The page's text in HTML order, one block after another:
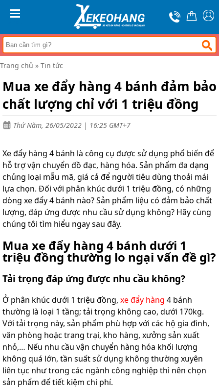
Trang
chủ
Xe
đẩy
hàng
Xe
tay
Bánh
xe
đẩy
Tin
tức
Liên
hệ
Trang chủ » Tin tức
Mua xe đẩy hàng 4 bánh đảm bảo
chất lượng chỉ với 1 triệu đồng
Thứ Năm, 26/05/2022 | 16:25 GMT+7
Xe đẩy hàng 4 bánh là công cụ được sử dụng phổ biến để
hỗ trợ vận chuyển đồ đạc, hàng hóa. Sản phẩm đa dạng
chủng loại mẫu mã, giá cả để người tiêu dùng thoải mái
lựa chọn. Đối với phân khúc dưới 1 triệu đồng, có những
dòng xe đẩy 4 bánh nào? Sản phẩm liệu có đảm bảo chất
lượng, đáp ứng được nhu cầu sử dụng không? Hãy cùng
chúng tôi tìm hiểu ngay sau đây.
Mua xe đẩy hàng 4 bánh dưới 1
triệu đồng thường lo ngại vấn đề gì?
Tải trọng đáp ứng được nhu cầu không?
Ở phân khúc dưới 1 triệu đồng, xe đẩy hàng 4 bánh
thường là loại 1 tầng; tải trọng không cao, dưới 170kg.
Với tải trọng này, sản phẩm phù hợp với các hộ gia đình,
văn phòng hoặc trang trại, kho hàng, xưởng sản xuất
nhỏ,… Nếu nhu cầu vận chuyển hàng hóa khối lượng
không quá lớn, tần suất sử dụng không thường xuyên
liên tục như trong các ngành công nghiệp thì nên chọn
sản phẩm để tiết kiệm chi phí.